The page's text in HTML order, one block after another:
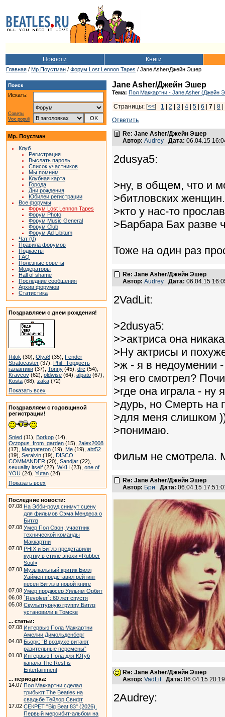
Новости Книги
Главная / Мр.Поустман / Форум Lost Lennon Tapes / Jane Asher/Джейн Эшер
Поиск
Искать:
Советы
Vox populi
Мр. Поустман
Клуб
Регистрация
Выслать пароль
Список участников
Мы помним
Клубная карта
Города
Дни рождения
Юбилеи регистрации
Все форумы
Форум Lost Lennon Tapes
Форум Photo
Форум Music General
Форум Club
Форум Ad Libitum
Чат (0)
Правила форумов
Подкасты
FAQ
Полезные советы
Модераторы
Hall of shame
Последние сообщения
Архив форумов
Статистика
Поздравляем с днем рождения!
Ritok (30), Olya8 (35), Fender
Stratocaster (37), Phil - Гордость
галактики (37), Tonny (45), drc (54),
Kravcov (62), oldwise (64), alpato (67),
Kosta (68), zaka (72)
Показать всех
Поздравляем с годовщиной
регистрации!
Snied (11), Borkop (14),
Octopus_from_garden (15), 2alex2008
(17), Magnateron (19), Me (19), abt52
(19), Seralvin (19), DISCO
COMMANDER (20), Sandjar (22),
sexuality itself (22), WKH (23), one of
YOU (24), Yutan (24)
Показать всех
Последние новости:
07.08 На Эбби-роуд снимут сцену
для фильмов Сэма Мендеса о
Битлз
07.08 Умер Пол Свон, участник
технической команды
Маккартни
07.08 PHIX и Битлз представили
куртку в стиле эпохи «Rubber
Soul»
07.08 Музыкальный критик Билл
Уаймен представил рейтинг
песен Битлз в новой книге
07.08 Умер продюсер Уильям Орбит
06.08 `Revolver`: 60 лет спустя
05.08 Скульптурную группу Битлз
установили в Томске
... статьи:
07.08 Интервью Пола Маккартни
Амелии Димольденберг
04.08 Бьорк: “В воздухе витают
разительные перемены”
01.08 Интервью Пола для ЮТуб
канала The Rest is
Entertainment
... периодика:
14.07 Пол Маккартни сделал
трибьют The Beatles на
свадьбе Тейлор Свифт
17.02 СЕКРЕТ "Big Beat 83" (2026).
Первый мерсибит-альбом на
Jane Asher/Джейн Эшер
Тема: Пол Маккартни - Jane Asher (Джейн
Страницы: [<<] 1 2 3 4 5 6 7 8
Ответить
Re: Jane Asher/Джейн Эшер
Автор: Audrey Дата: 06.04.15
2dusya5:
>ну, в общем, что и
>битловских женщин.
>кто у нас-то
>Барбара Бах разве
Тоже на один раз
Re: Jane Asher/Джейн Эшер
Автор: Audrey Дата: 06.04.15
2VadLit:
>2dusya5:
>>актриса она
>Ну актрисы и
>ж - я в недоумении
>я его смотрел?
>где она играла -
>дурь, но Смерть на
>для меня слишком
>понимаю.
Фильм не смотрела.
Re: Jane Asher/Джейн Эшер
Автор: Бри Дата: 06.04.15
Re: Jane Asher/Джейн Эшер
Автор: VadLit Дата: 06.04.15
2Audrey: